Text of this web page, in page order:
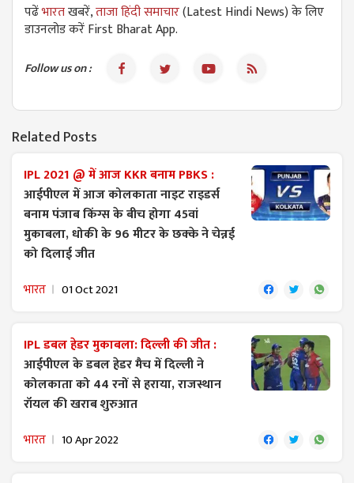
पढेंभारतखबरें,ताजा हिंदी समाचार(Latest Hindi News) के लिए
डाउनलोड करें First Bharat App.
Follow us on :
Related Posts
IPL 2021 @ में आज KKR बनाम PBKS :
आईपीएल में आज कोलकाता नाइट राइडर्स
बनाम पंजाब किंग्स के बीच होगा 45वां
मुकाबला, धोकी के 96 मीटर के छक्के ने चेन्नई
को दिलाई जीत
भारत 01 Oct 2021
IPL डबल हेडर मुकाबला: दिल्ली की जीत :
आईपीएल के डबल हेडर मैच में दिल्ली ने
कोलकाता को 44 रनों से हराया, राजस्थान
रॉयल की खराब शुरुआत
भारत 10 Apr 2022